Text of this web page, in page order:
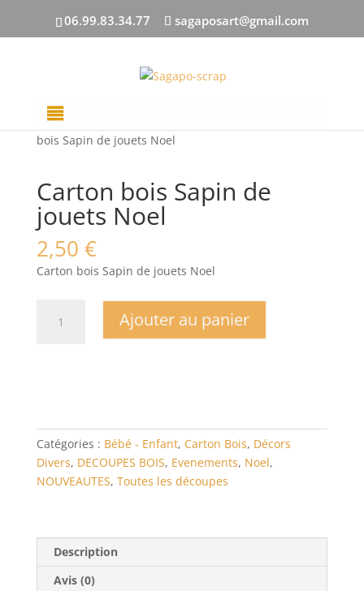
06.99.83.34.77 sagaposart@gmail.com
Accueil
bois Sapin de jouets Noel
Carton bois Sapin de
jouets Noel
2,50 €
Carton bois Sapin de jouets Noel
Noel
Ajouter au panier
Catégories : Bébé - Enfant, Carton Bois, Décors
Divers, DECOUPES BOIS, Evenements, Noel,
NOUVEAUTES, Toutes les découpes
Description
Avis (0)